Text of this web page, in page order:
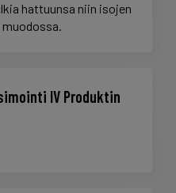
hattuunsa niin isojen
IV Produktin